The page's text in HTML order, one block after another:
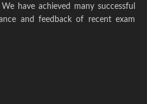
have achieved many successful
and feedback of recent exam